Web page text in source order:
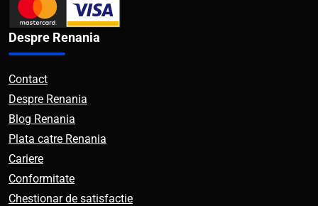
Despre Renania
Contact
Despre Renania
Blog Renania
Plata catre Renania
Cariere
Conformitate
Chestionar de satisfactie